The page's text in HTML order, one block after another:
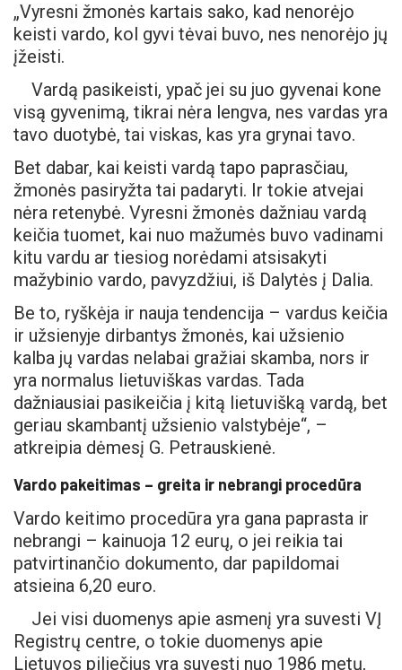
„Vyresni žmonės kartais sako, kad nenorėjo
keisti vardo, kol gyvi tėvai buvo, nes nenorėjo jų
įžeisti.
Vardą pasikeisti, ypač jei su juo gyvenai kone
visą gyvenimą, tikrai nėra lengva, nes vardas yra
tavo duotybė, tai viskas, kas yra grynai tavo.
Bet dabar, kai keisti vardą tapo paprasčiau,
žmonės pasiryžta tai padaryti. Ir tokie atvejai
nėra retenybė. Vyresni žmonės dažniau vardą
keičia tuomet, kai nuo mažumės buvo vadinami
kitu vardu ar tiesiog norėdami atsisakyti
mažybinio vardo, pavyzdžiui, iš Dalytės į Dalia.
Be to, ryškėja ir nauja tendencija – vardus keičia
ir užsienyje dirbantys žmonės, kai užsienio
kalba jų vardas nelabai gražiai skamba, nors ir
yra normalus lietuviškas vardas. Tada
dažniausiai pasikeičia į kitą lietuvišką vardą, bet
geriau skambantį užsienio valstybėje“, –
atkreipia dėmesį G. Petrauskienė.
Vardo pakeitimas – greita ir nebrangi procedūra
Vardo keitimo procedūra yra gana paprasta ir
nebrangi – kainuoja 12 eurų, o jei reikia tai
patvirtinančio dokumento, dar papildomai
atsieina 6,20 euro.
Jei visi duomenys apie asmenį yra suvesti VĮ
Registrų centre, o tokie duomenys apie
Lietuvos piliečius yra suvesti nuo 1986 metų,